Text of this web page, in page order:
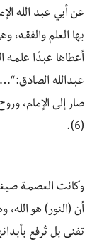
عن أبي عبد الله
بها العلم والفقـه،
أعطاها عبدًا
عبدالله الصادق:
صار إلى الإمام،
(6).
وكانت العصمـة
أن (النور) هو
تفنى بل تُرفع